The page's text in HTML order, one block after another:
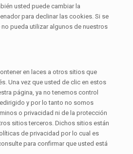
usted puede cambiar la
para declinar las cookies. Si se
pueda utilizar algunos de nuestros
en laces a otros sitios que
Una vez que usted de clic en estos
página, ya no tenemos control
y por lo tanto no somos
o privacidad ni de la protección
sitios terceros. Dichos sitios están
de privacidad por lo cual es
para confirmar que usted está